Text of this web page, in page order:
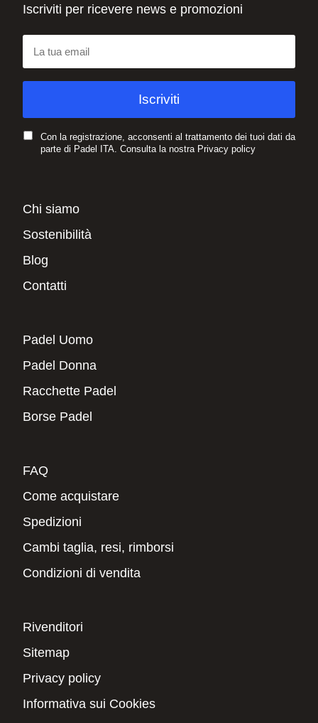
Iscriviti per ricevere news e promozioni
Con la registrazione, acconsenti al trattamento dei tuoi dati da
parte di Padel ITA. Consulta la nostra Privacy policy
Chi siamo
Sostenibilità
Blog
Contatti
Padel Uomo
Padel Donna
Racchette Padel
Borse Padel
FAQ
Come acquistare
Spedizioni
Cambi taglia, resi, rimborsi
Condizioni di vendita
Rivenditori
Sitemap
Privacy policy
Informativa sui Cookies